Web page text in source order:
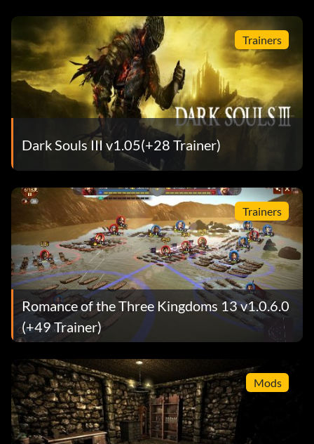
Trainers
Dark Souls III v1.05(+28 Trainer)
Trainers
Romance of the Three Kingdoms 13 v1.0.6.0
(+49 Trainer)
Mods